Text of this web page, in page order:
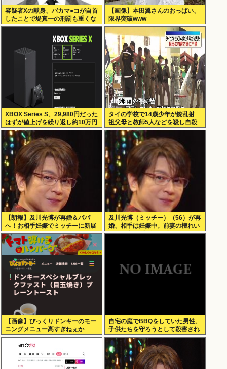
容疑者Xの献身、バカマ●コが自首
したことで堤真一の刑罰も重くな
るwww
【画像】本田翼さんのおっぱい、
限界突破www
XBOX Series S、29,980円だった
はずが値上げを繰り返し約10万円
弱
タイの学校で14歳少年が銃乱射
祖父母と教師5人などを殺し自殺
【朗報】及川光博が再婚＆パパ
へ！お相手妊娠でミッチーに新展
開
及川光博（ミッチー）（56）が再
婚、相手は妊娠中。前妻の檀れい
とは18年に離婚し子供はなし
【画像】びっくりドンキーのモー
ニングメニュー高すぎねぇか
自宅の庭でBBQをしていた男性、
子供たちを守ろうとして殺害され
てしまう